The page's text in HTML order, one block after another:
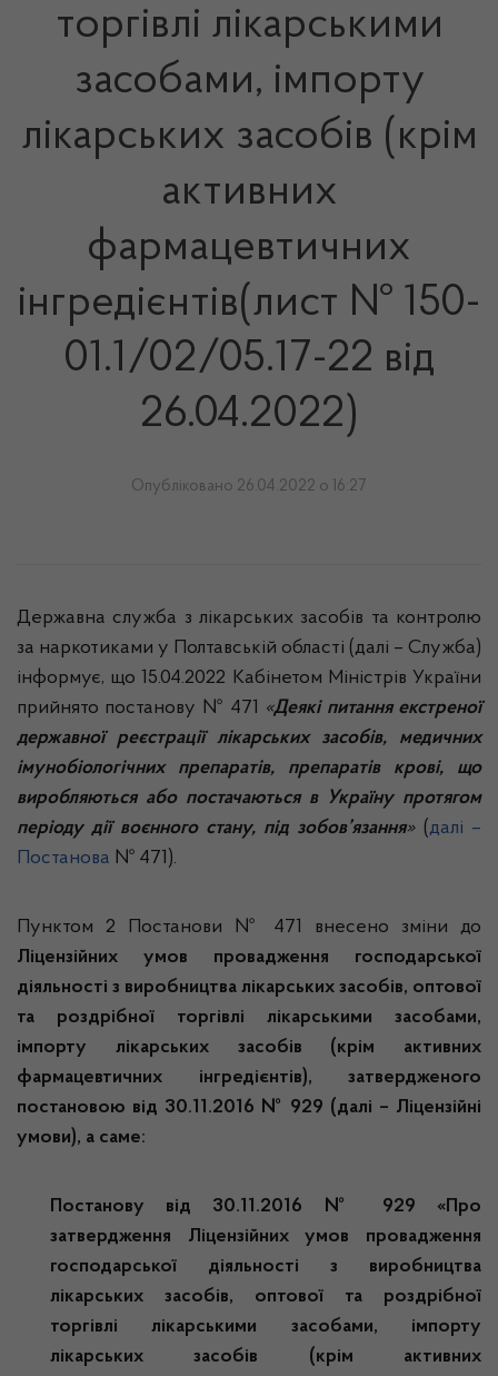
торгівлі лікарськими
засобами, імпорту
лікарських засобів (крім
активних
фармацевтичних
інгредієнтів(лист № 150-
01.1/02/05.17-22 від
26.04.2022)
Опубліковано 26.04.2022 о 16:27
Державна служба з лікарських засобів та контролю
за наркотиками у Полтавській області (далі – Служба)
інформує, що 15.04.2022 Кабінетом Міністрів України
прийнято постанову № 471 «Деякі питання екстреної
державної реєстрації лікарських засобів, медичних
імунобіологічних препаратів, препаратів крові, що
виробляються або постачаються в Україну протягом
періоду дії воєнного стану, під зобов’язання» (далі –
Постанова № 471).
Пунктом 2 Постанови № 471 внесено зміни до
Ліцензійних умов провадження господарської
діяльності з виробництва лікарських засобів, оптової
та роздрібної торгівлі лікарськими засобами,
імпорту лікарських засобів (крім активних
фармацевтичних інгредієнтів), затвердженого
постановою від 30.11.2016 № 929 (далі – Ліцензійні
умови), а саме:
Постанову від 30.11.2016 № 929 «Про
затвердження Ліцензійних умов провадження
господарської діяльності з виробництва
лікарських засобів, оптової та роздрібної
торгівлі лікарськими засобами, імпорту
лікарських засобів (крім активних